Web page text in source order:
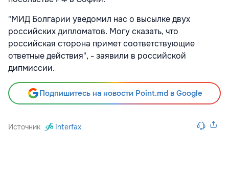
"МИД Болгарии уведомил нас о высылке двух
российских дипломатов. Могу сказать, что
российская сторона примет соответствующие
ответные действия", - заявили в российской
дипмиссии.
Подпишитесь на новости Point.md в Google
Источник Interfax